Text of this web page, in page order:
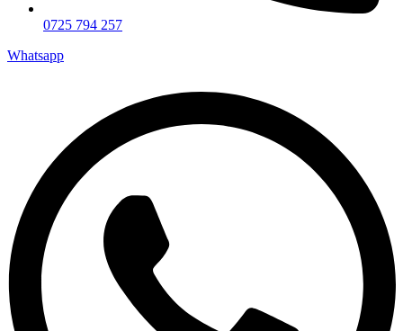
0725 794 257
Whatsapp